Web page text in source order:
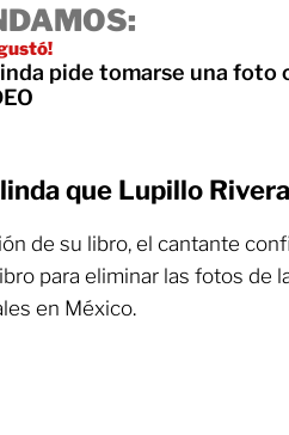
pide tomarse una foto
que Lupillo
de su libro, el cantante
para eliminar las fotos de
en México.